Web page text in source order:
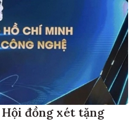
đồng xét tặng